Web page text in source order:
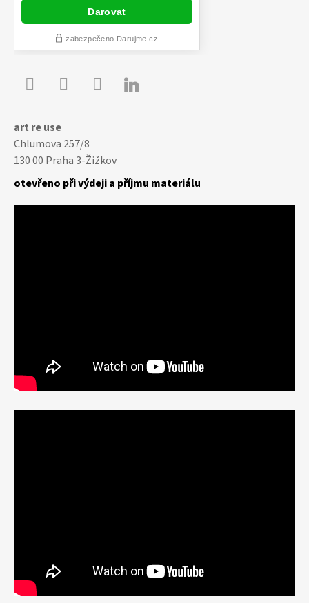

art re use
Chlumova 257/8
130 00 Praha 3-Žižkov
otevřeno při výdeji a příjmu materiálu